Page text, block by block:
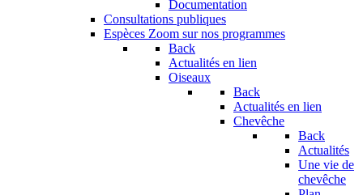
Documentation
Consultations publiques
Espèces Zoom sur nos programmes
Back
Actualités en lien
Oiseaux
Back
Actualités en lien
Chevêche
Back
Actualités
Une vie de
chevêche